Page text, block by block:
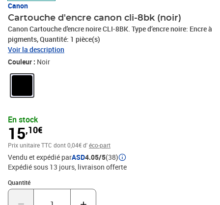
Canon
Cartouche d'encre canon cli-8bk (noir)
Canon Cartouche d'encre noire CLI-8BK. Type d’encre noire: Encre à
pigments, Quantité: 1 pièce(s)
Voir la description
Couleur : Noir
En stock
15,10€
Prix unitaire TTC dont 0,04€ d'éco-part
Vendu et expédié parASD4.05/5(38)
Expédié sous 13 jours livraison offerte
Quantité
Quantité : 1